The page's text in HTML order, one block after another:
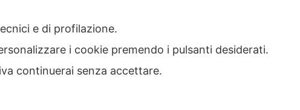
e di profilazione.
i cookie premendo i pulsanti desiderati.
continuerai senza accettare.